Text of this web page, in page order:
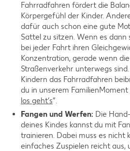
Fahrradfahren fördert die
Körpergefühl der Kinder.
dafür auch schon eine gute
Sattel zu sitzen. Wenn es dann
bei jeder Fahrt ihren
Konzentration, gerade wenn
Straßenverkehr unterwegs
Kindern das Fahrradfahren
du in unserem FamilienMoment
los geht’s”.
Fangen und Werfen: Die
deines Kindes kannst du mit
trainieren. Dabei muss es nicht
einfaches Zuspielen reicht aus,